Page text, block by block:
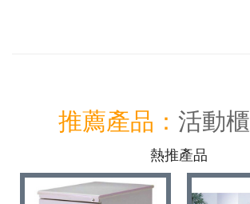
推薦產品： 活動櫃
熱推產品